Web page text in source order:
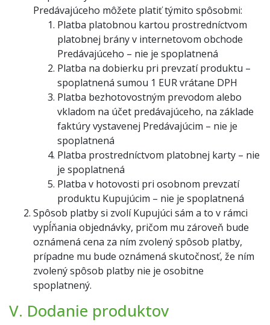
Predávajúceho môžete platiť týmito spôsobmi:
Platba platobnou kartou prostredníctvom
platobnej brány v internetovom obchode
Predávajúceho – nie je spoplatnená
Platba na dobierku pri prevzatí produktu –
spoplatnená sumou 1 EUR vrátane DPH
Platba bezhotovostným prevodom alebo
vkladom na účet predávajúceho, na základe
faktúry vystavenej Predávajúcim – nie je
spoplatnená
Platba prostredníctvom platobnej karty – nie
je spoplatnená
Platba v hotovosti pri osobnom prevzatí
produktu Kupujúcim – nie je spoplatnená
Spôsob platby si zvolí Kupujúci sám a to v rámci
vypĺňania objednávky, pričom mu zároveň bude
oznámená cena za ním zvolený spôsob platby,
prípadne mu bude oznámená skutočnosť, že ním
zvolený spôsob platby nie je osobitne
spoplatnený.
V. Dodanie produktov